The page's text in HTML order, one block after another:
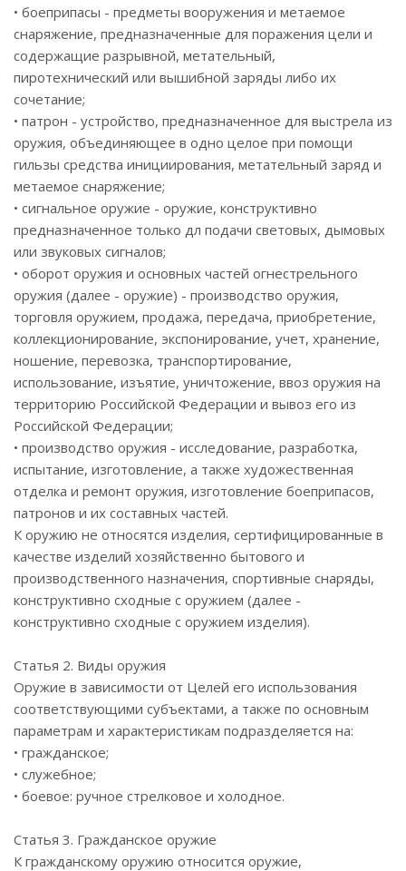
• боеприпасы - предметы вооружения и метаемое
снаряжение, предназначенные для поражения цели и
содержащие разрывной, метательный,
пиротехнический или вышибной заряды либо их
сочетание;
• патрон - устройство, предназначенное для выстрела из
оружия, объединяющее в одно целое при помощи
гильзы средства инициирования, метательный заряд и
метаемое снаряжение;
• сигнальное оружие - оружие, конструктивно
предназначенное только дл подачи световых, дымовых
или звуковых сигналов;
• оборот оружия и основных частей огнестрельного
оружия (далее - оружие) - производство оружия,
торговля оружием, продажа, передача, приобретение,
коллекционирование, экспонирование, учет, хранение,
ношение, перевозка, транспортирование,
использование, изъятие, уничтожение, ввоз оружия на
территорию Российской Федерации и вывоз его из
Российской Федерации;
• производство оружия - исследование, разработка,
испытание, изготовление, а также художественная
отделка и ремонт оружия, изготовление боеприпасов,
патронов и их составных частей.
К оружию не относятся изделия, сертифицированные в
качестве изделий хозяйственно бытового и
производственного назначения, спортивные снаряды,
конструктивно сходные с оружием (далее -
конструктивно сходные с оружием изделия).
Статья 2. Виды оружия
Оружие в зависимости от Целей его использования
соответствующими субъектами, а также по основным
параметрам и характеристикам подразделяется на:
• гражданское;
• служебное;
• боевое: ручное стрелковое и холодное.
Статья 3. Гражданское оружие
К гражданскому оружию относится оружие,